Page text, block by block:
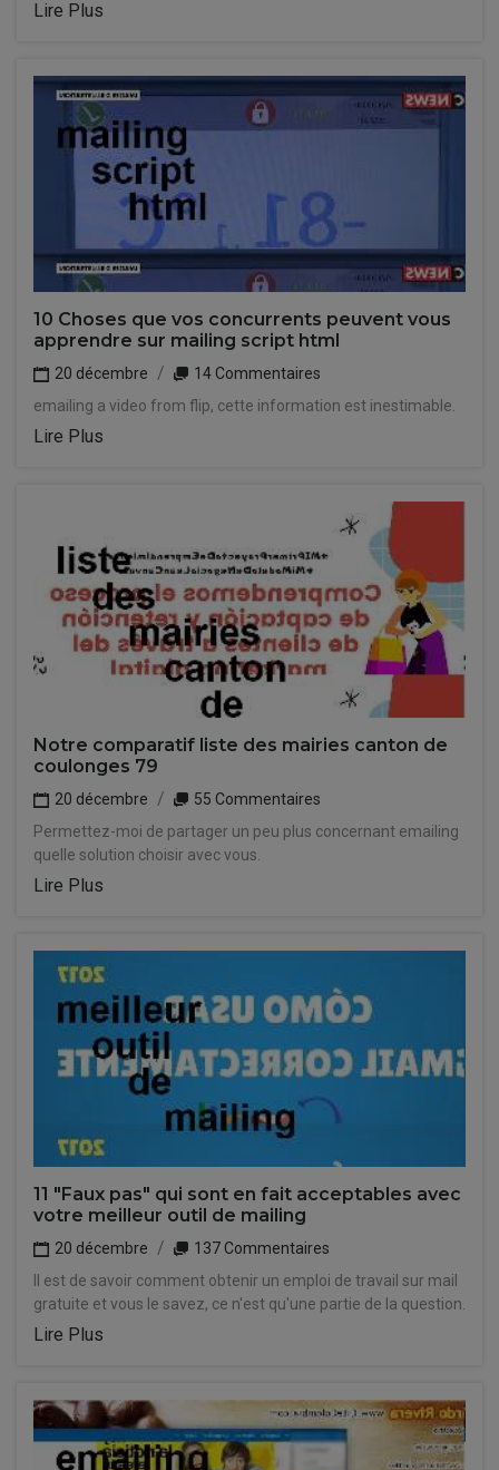
Lire Plus
10 Choses que vos concurrents peuvent vous
apprendre sur mailing script html
20 décembre
14 Commentaires
emailing a video from flip, cette information est inestimable.
Lire Plus
Notre comparatif liste des mairies canton de
coulonges 79
20 décembre
55 Commentaires
Permettez-moi de partager un peu plus concernant emailing
quelle solution choisir avec vous.
Lire Plus
11 "Faux pas" qui sont en fait acceptables avec
votre meilleur outil de mailing
20 décembre
137 Commentaires
Il est de savoir comment obtenir un emploi de travail sur mail
gratuite et vous le savez, ce n'est qu'une partie de la question.
Lire Plus